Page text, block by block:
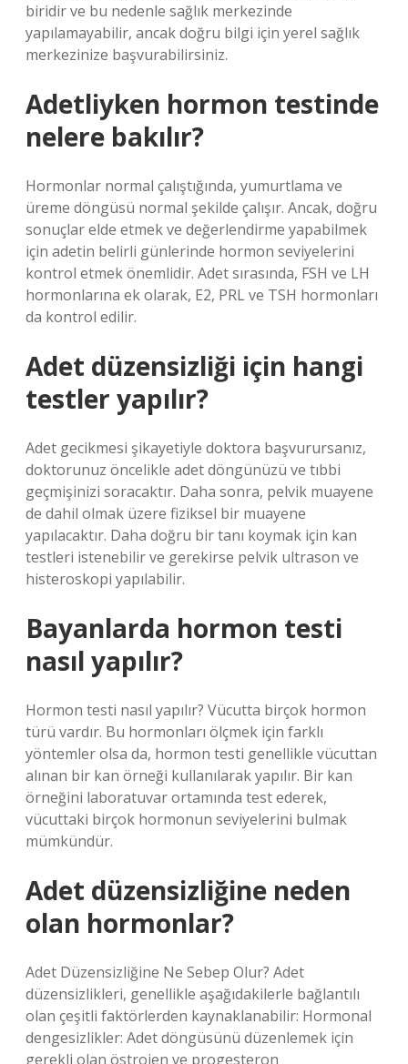
biridir ve bu nedenle sağlık merkezinde
yapılamayabilir, ancak doğru bilgi için yerel sağlık
merkezinize başvurabilirsiniz.
Adetliyken hormon testinde
nelere bakılır?
Hormonlar normal çalıştığında, yumurtlama ve
üreme döngüsü normal şekilde çalışır. Ancak, doğru
sonuçlar elde etmek ve değerlendirme yapabilmek
için adetin belirli günlerinde hormon seviyelerini
kontrol etmek önemlidir. Adet sırasında, FSH ve LH
hormonlarına ek olarak, E2, PRL ve TSH hormonları
da kontrol edilir.
Adet düzensizliği için hangi
testler yapılır?
Adet gecikmesi şikayetiyle doktora başvurursanız,
doktorunuz öncelikle adet döngünüzü ve tıbbi
geçmişinizi soracaktır. Daha sonra, pelvik muayene
de dahil olmak üzere fiziksel bir muayene
yapılacaktır. Daha doğru bir tanı koymak için kan
testleri istenebilir ve gerekirse pelvik ultrason ve
histeroskopi yapılabilir.
Bayanlarda hormon testi
nasıl yapılır?
Hormon testi nasıl yapılır? Vücutta birçok hormon
türü vardır. Bu hormonları ölçmek için farklı
yöntemler olsa da, hormon testi genellikle vücuttan
alınan bir kan örneği kullanılarak yapılır. Bir kan
örneğini laboratuvar ortamında test ederek,
vücuttaki birçok hormonun seviyelerini bulmak
mümkündür.
Adet düzensizliğine neden
olan hormonlar?
Adet Düzensizliğine Ne Sebep Olur? Adet
düzensizlikleri, genellikle aşağıdakilerle bağlantılı
olan çeşitli faktörlerden kaynaklanabilir: Hormonal
dengesizlikler: Adet döngüsünü düzenlemek için
gerekli olan östrojen ve progesteron